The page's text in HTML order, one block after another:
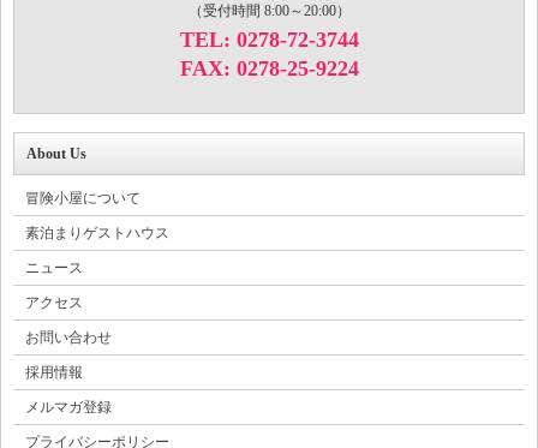
（受付時間 8:00～20:00）
TEL: 0278-72-3744
FAX: 0278-25-9224
About Us
冒険小屋について
素泊まりゲストハウス
ニュース
アクセス
お問い合わせ
採用情報
メルマガ登録
プライバシーポリシー